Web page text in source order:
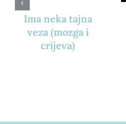
Ima neka tajna
veza (mozga i
crijeva)